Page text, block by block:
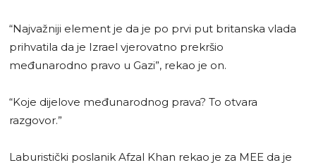
“Najvažniji element je da je po prvi put britanska vlada
prihvatila da je Izrael vjerovatno prekršio
međunarodno pravo u Gazi”, rekao je on.
“Koje dijelove međunarodnog prava? To otvara
razgovor.”
Laburistički poslanik Afzal Khan rekao je za MEE da je